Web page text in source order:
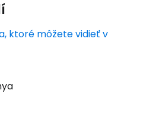
ktoré môžete vidieť v